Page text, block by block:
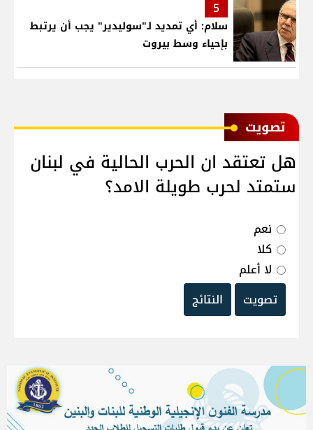
5
سلام: أي تمديد لـ"سوليدير" يجب أن يرتبط
بإحياء وسط بيروت
ﺗﺼﻮﻳﺖ
هل تعتقد ان الحرب الحالية في لبنان
ستمتد لحرب طويلة الامد؟
نعم
كلا
لا أعلم
تصويت
النتائج